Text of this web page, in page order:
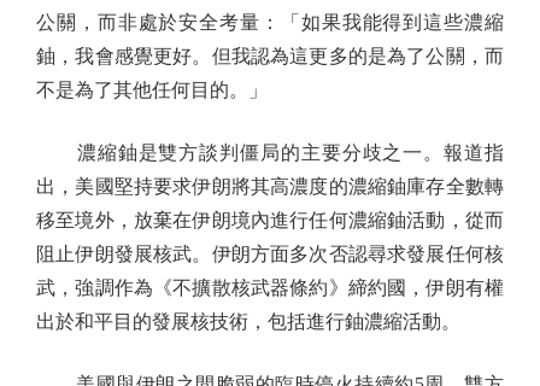
公關，而非處於安全考量：「如果我能得到這些濃縮
鈾，我會感覺更好。但我認為這更多的是為了公關，而
不是為了其他任何目的。」
濃縮鈾是雙方談判僵局的主要分歧之一。報道指
出，美國堅持要求伊朗將其高濃度的濃縮鈾庫存全數轉
移至境外，放棄在伊朗境內進行任何濃縮鈾活動，從而
阻止伊朗發展核武。伊朗方面多次否認尋求發展任何核
武，強調作為《不擴散核武器條約》締約國，伊朗有權
出於和平目的發展核技術，包括進行鈾濃縮活動。